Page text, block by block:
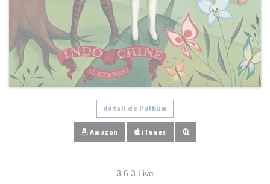
détail de l'album
Amazon iTunes
3.6.3 Live